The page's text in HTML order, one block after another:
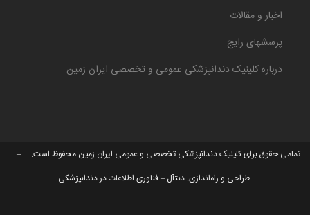
اخبار و مقالات
پرسشهای رایج
درباره کلینیک دندانپزشکی عمومی و تخصصی ایران زمین
تمامی حقوق برای کلینیک دندانپزشکی تخصصی و عمومی ایران زمین محفوظ است. –
طراحی و راه‌اندازی: دنتآل – فناوری اطلاعات در دندانپزشکی